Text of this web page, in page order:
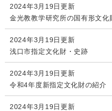
2024年3月19日更新
金光教教学研究所の国有形文化
2024年3月19日更新
浅口市指定文化財・史跡
2024年3月19日更新
令和4年度新指定文化財の紹介
2024年3月19日更新